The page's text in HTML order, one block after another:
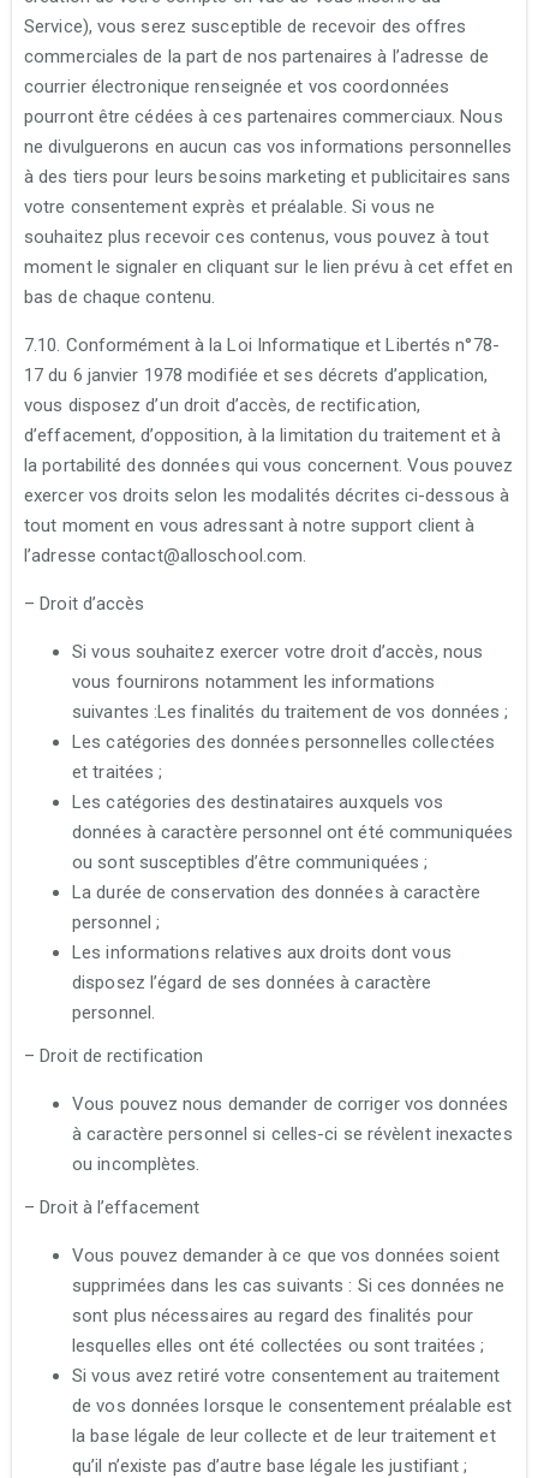
Service), vous serez susceptible de recevoir des offres
commerciales de la part de nos partenaires à l’adresse de
courrier électronique renseignée et vos coordonnées
pourront être cédées à ces partenaires commerciaux. Nous
ne divulguerons en aucun cas vos informations personnelles
à des tiers pour leurs besoins marketing et publicitaires sans
votre consentement exprès et préalable. Si vous ne
souhaitez plus recevoir ces contenus, vous pouvez à tout
moment le signaler en cliquant sur le lien prévu à cet effet en
bas de chaque contenu.
7.10. Conformément à la Loi Informatique et Libertés n°78-
17 du 6 janvier 1978 modifiée et ses décrets d’application,
vous disposez d’un droit d’accès, de rectification,
d’effacement, d’opposition, à la limitation du traitement et à
la portabilité des données qui vous concernent. Vous pouvez
exercer vos droits selon les modalités décrites ci-dessous à
tout moment en vous adressant à notre support client à
l’adresse contact@alloschool.com.
– Droit d’accès
Si vous souhaitez exercer votre droit d’accès, nous
vous fournirons notamment les informations
suivantes :Les finalités du traitement de vos données ;
Les catégories des données personnelles collectées
et traitées ;
Les catégories des destinataires auxquels vos
données à caractère personnel ont été communiquées
ou sont susceptibles d’être communiquées ;
La durée de conservation des données à caractère
personnel ;
Les informations relatives aux droits dont vous
disposez l’égard de ses données à caractère
personnel.
– Droit de rectification
Vous pouvez nous demander de corriger vos données
à caractère personnel si celles-ci se révèlent inexactes
ou incomplètes.
– Droit à l’effacement
Vous pouvez demander à ce que vos données soient
supprimées dans les cas suivants : Si ces données ne
sont plus nécessaires au regard des finalités pour
lesquelles elles ont été collectées ou sont traitées ;
Si vous avez retiré votre consentement au traitement
de vos données lorsque le consentement préalable est
la base légale de leur collecte et de leur traitement et
qu’il n’existe pas d’autre base légale les justifiant ;